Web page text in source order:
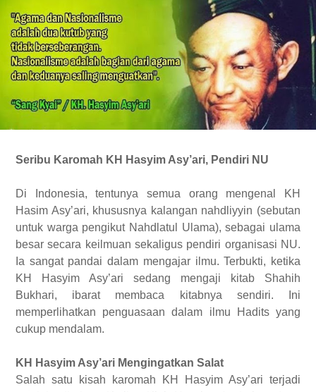
Seribu Karomah KH Hasyim Asy’ari, Pendiri NU
Di Indonesia,tentunyasemua orang mengenal KH
Hasim Asy’ari, khususnya kalangan nahdliyyin (sebutan
untuk warga pengikut Nahdlatul Ulama), sebagai ulama
besar secara keilmuan sekaligus pendiri organisasi NU.
Ia sangat pandai dalam mengajar ilmu. Terbukti, ketika
KH
Hasyim Asy’ari sedang mengaji kitab Shahih
Bukhari, ibarat membaca kitabnya sendiri.
Ini
memperlihatkan penguasaan dalam ilmu Hadits yang
cukup mendalam.
KH Hasyim Asy’ari Mengingatkan Salat
Salah satu kisah karomah KH Hasyim Asy’ari terjadi